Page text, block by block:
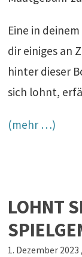
Eine in
dir einiges an
hinter dieser
sich lohnt,
(mehr …)
LOHNT
1. Dezember 2023